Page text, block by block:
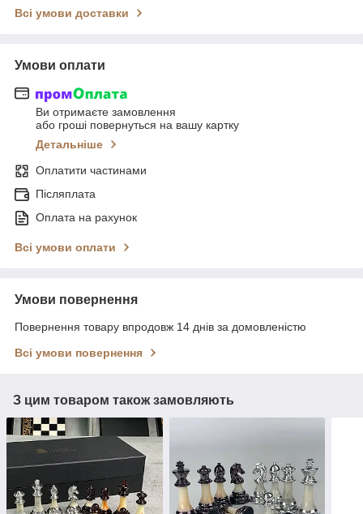
Всі умови доставки
Умови оплати
Ви отримаєте замовлення
або гроші повернуться на вашу картку
Детальніше
Оплатити частинами
Післяплата
Оплата на рахунок
Всі умови оплати
Умови повернення
Повернення товару впродовж 14 днів за домовленістю
Всі умови повернення
З цим товаром також замовляють